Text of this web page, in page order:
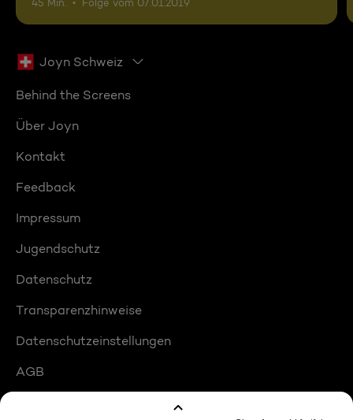
45 Min. Folge vom 07.01.2019
Joyn Schweiz
Behind the Screens
Über Joyn
Kontakt
Feedback
Impressum
Jugendschutz
Datenschutz
Transparenzhinweise
Datenschutzeinstellungen
AGB